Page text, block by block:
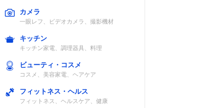
カメラ
一眼レフ、ビデオカメラ、撮影機材
キッチン
キッチン家電、調理器具、料理
ビューティ・コスメ
コスメ、美容家電、ヘアケア
フィットネス・ヘルス
フィットネス、ヘルスケア、健康